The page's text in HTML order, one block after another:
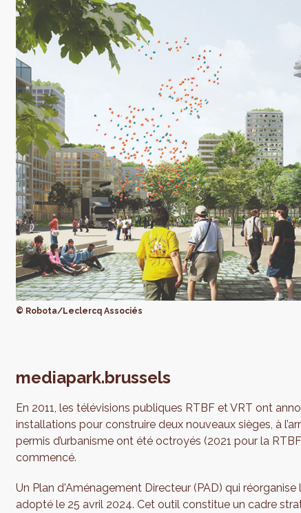
© Robota/Leclercq Associés
mediapark.brussels
En 2011, les télévisions publiques RTBF et VRT ont
installations pour construire deux nouveaux sièges, à
permis d’urbanisme ont été octroyés (2021 pour la
commencé.
Un Plan d'Aménagement Directeur (PAD) qui
adopté le 25 avril 2024. Cet outil constitue un cadre